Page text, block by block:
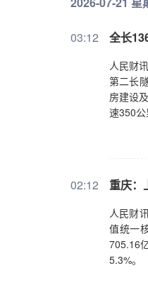
03:12 全长
人民财
第二长
房建设
速350
02:12 重庆：
人民财
值统一
705.16
5.3%。